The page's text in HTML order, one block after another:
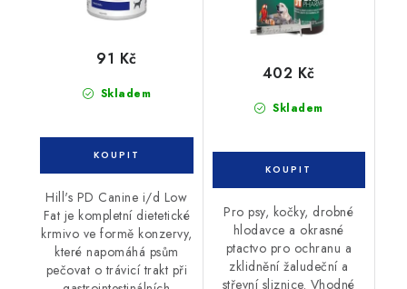
Skladem
91 Kč
Hill's PD Canine i/d Low
Fat je kompletní dietetické
krmivo ve formě konzervy,
které napomáhá psům
pečovat o trávicí trakt při
Skladem
402 Kč
Pro psy, kočky, drobné
hlodavce a okrasné
ptactvo pro ochranu a
zklidnění žaludeční a
střevní sliznice. Vhodné